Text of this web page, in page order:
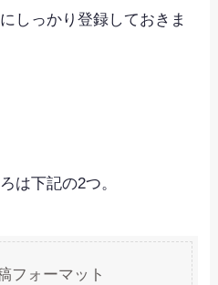
しっかり登録しておきま
は下記の2つ。
フォーマット